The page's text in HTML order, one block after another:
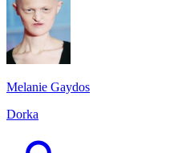
Melanie Gaydos
Dorka